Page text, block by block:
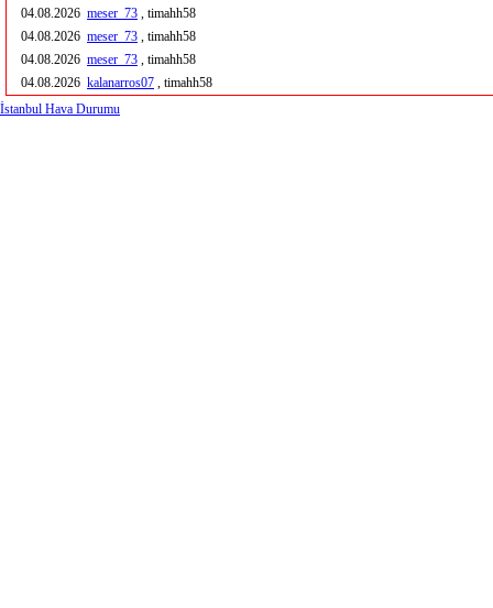
04.08.2026 meser_73 , timahh58
04.08.2026 meser_73 , timahh58
04.08.2026 meser_73 , timahh58
04.08.2026 kalanarros07 , timahh58
İstanbul Hava Durumu